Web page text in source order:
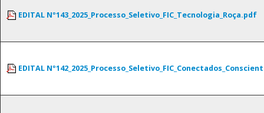
EDITAL Nº143_2025_Processo_Seletivo_FIC_Tecnologia_Roça.pdf
EDITAL